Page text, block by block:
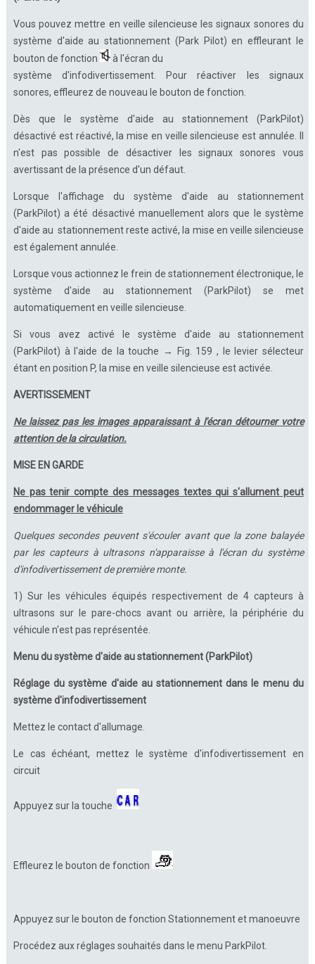
Vous pouvez mettre en veille silencieuse les signaux sonores du
système d'aide au stationnement (Park Pilot) en effleurant le
bouton de fonction
à l'écran du
système d'infodivertissement. Pour réactiver les signaux
sonores, effleurez de nouveau le bouton de fonction.
Dès que le système d'aide au stationnement (ParkPilot)
désactivé est réactivé, la mise en veille silencieuse est annulée. Il
n'est pas possible de désactiver les signaux sonores vous
avertissant de la présence d'un défaut.
Lorsque l'affichage du système d'aide au stationnement
(ParkPilot) a été désactivé manuellement alors que le système
d'aide au stationnement reste activé, la mise en veille silencieuse
est également annulée.
Lorsque vous actionnez le frein de stationnement électronique, le
système d'aide au stationnement (ParkPilot) se met
automatiquement en veille silencieuse.
Si vous avez activé le système d'aide au stationnement
(ParkPilot) à l'aide de la touche → Fig. 159 , le levier sélecteur
étant en position P, la mise en veille silencieuse est activée.
AVERTISSEMENT
Ne laissez pas les images apparaissant à l'écran détourner votre
attention de la circulation.
MISE EN GARDE
Ne pas tenir compte des messages textes qui s'allument peut
endommager le véhicule
Quelques secondes peuvent s'écouler avant que la zone balayée
par les capteurs à ultrasons n'apparaisse à l'écran du système
d'infodivertissement de première monte.
1) Sur les véhicules équipés respectivement de 4 capteurs à
ultrasons sur le pare-chocs avant ou arrière, la périphérie du
véhicule n'est pas représentée.
Menu du système d'aide au stationnement (ParkPilot)
Réglage du système d'aide au stationnement dans le menu du
système d'infodivertissement
Mettez le contact d'allumage.
Le cas échéant, mettez le système d'infodivertissement en
circuit
Appuyez sur la touche
Effleurez le bouton de fonction
Appuyez sur le bouton de fonction Stationnement et manoeuvre
Procédez aux réglages souhaités dans le menu ParkPilot.